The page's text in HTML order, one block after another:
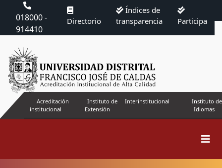
018000 -
914410
Directorio
Índices de
transparencia
Participa
Acreditación
institucional
Instituto de
Extensión
Interinstitucional
Instituto de
Idiomas